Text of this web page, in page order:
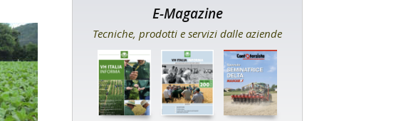
E-Magazine
Tecniche, prodotti e servizi dalle aziende